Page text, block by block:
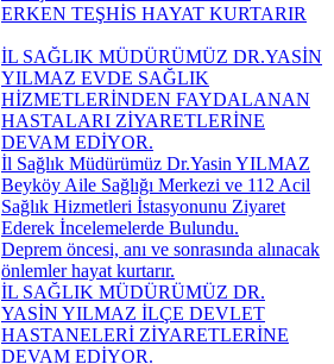
ERKEN TEŞHİS HAYAT KURTARIR
İL SAĞLIK MÜDÜRÜMÜZ DR.YASİN
YILMAZ EVDE SAĞLIK
HİZMETLERİNDEN FAYDALANAN
HASTALARI ZİYARETLERİNE
DEVAM EDİYOR.
İl Sağlık Müdürümüz Dr.Yasin YILMAZ
Beyköy Aile Sağlığı Merkezi ve 112 Acil
Sağlık Hizmetleri İstasyonunu Ziyaret
Ederek İncelemelerde Bulundu.
Deprem öncesi, anı ve sonrasında alınacak
önlemler hayat kurtarır.
İL SAĞLIK MÜDÜRÜMÜZ DR.
YASİN YILMAZ İLÇE DEVLET
HASTANELERİ ZİYARETLERİNE
DEVAM EDİYOR.